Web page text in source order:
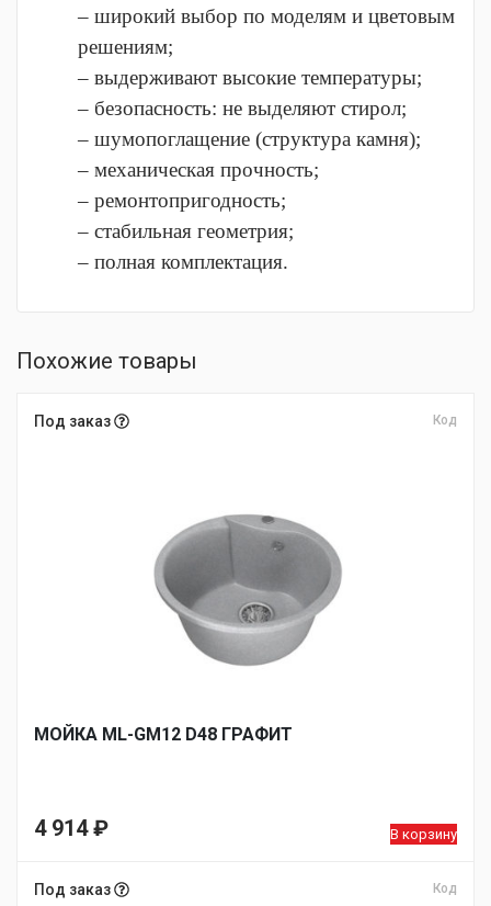
– широкий выбор по моделям и цветовым
решениям;
– выдерживают высокие температуры;
– безопасность: не выделяют стирол;
– шумопоглащение (структура камня);
– механическая прочность;
– ремонтопригодность;
– стабильная геометрия;
– полная комплектация.
Похожие товары
Под заказ Код
МОЙКA ML-GM12 D48 ГРАФИТ
4 914₽ В корзину
Под заказ Код